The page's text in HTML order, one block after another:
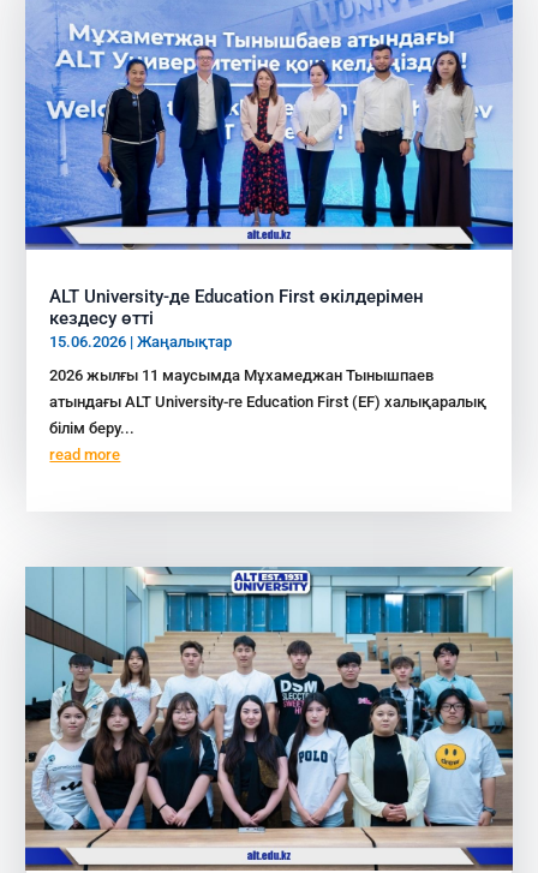
ALT University-де Education First өкілдерімен
кездесу өтті
15.06.2026 |Жаңалықтар
2026 жылғы 11 маусымда Мұхамеджан Тынышпаев
атындағы ALT University-ге Education First (EF) халықаралық
білім беру...
read more